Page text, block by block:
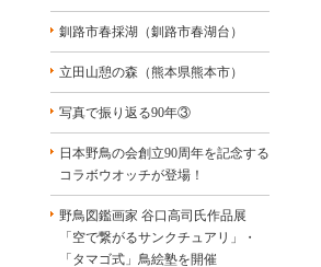
釧路市春採湖（釧路市春湖台）
立田山憩の森（熊本県熊本市）
写真で振り返る90年③
日本野鳥の会創立90周年を記念する
コラボウオッチが登場！
野鳥図鑑画家 谷口高司氏作品展
「空で繋がるサンクチュアリ」・
「タマゴ式」鳥絵塾を開催